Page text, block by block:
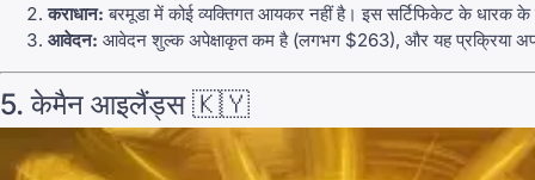
कराधान: बरमूडा में कोई व्यक्तिगत आयकर नहीं है। इस सर्टिफिकेट के धारक
आवेदन: आवेदन शुल्क अपेक्षाकृत कम है (लगभग $263), और यह प्रक्रिया अपनी
5. केमैन आइलैंड्स 🇰🇾